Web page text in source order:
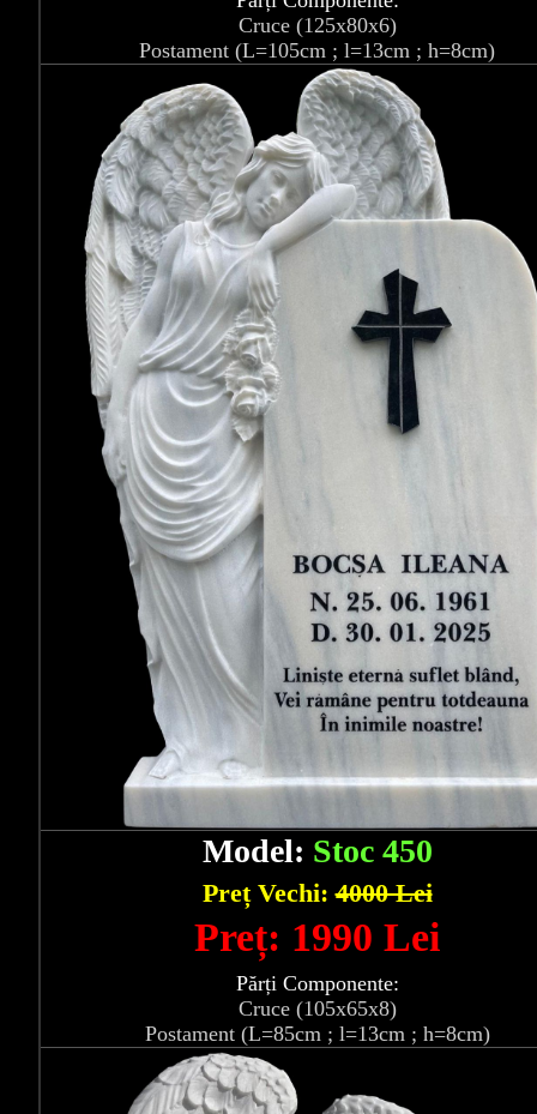
Cruce (125x80x6)
Postament (L=105cm ; l=13cm ; h=8cm)
Model: Stoc 450
Preț Vechi:4000 Lei
Preț: 1990 Lei
Părți Componente:
Cruce (105x65x8)
Postament (L=85cm ; l=13cm ; h=8cm)